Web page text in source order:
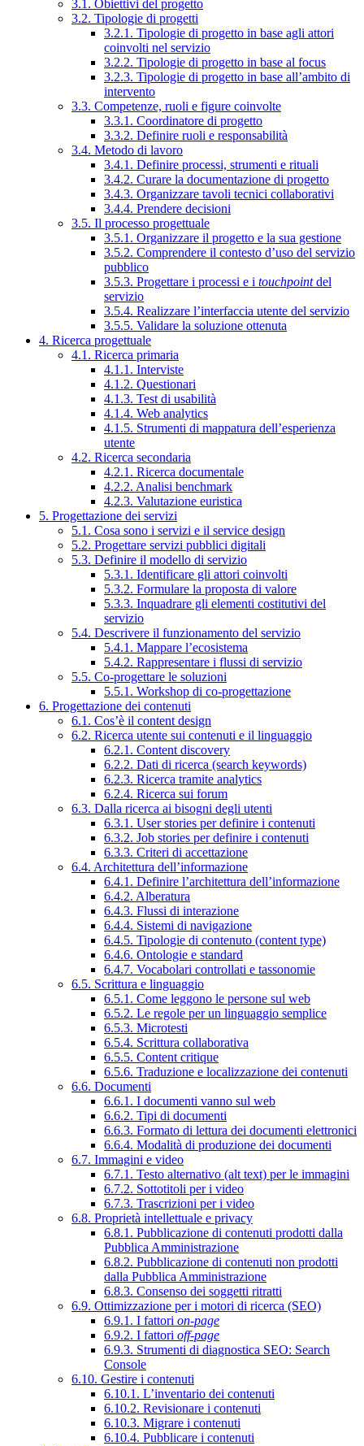
3.1. Obiettivi del progetto
3.2. Tipologie di progetti
3.2.1. Tipologie di progetto in base agli attori
coinvolti nel servizio
3.2.2. Tipologie di progetto in base al focus
3.2.3. Tipologie di progetto in base all’ambito di
intervento
3.3. Competenze, ruoli e figure coinvolte
3.3.1. Coordinatore di progetto
3.3.2. Definire ruoli e responsabilità
3.4. Metodo di lavoro
3.4.1. Definire processi, strumenti e rituali
3.4.2. Curare la documentazione di progetto
3.4.3. Organizzare tavoli tecnici collaborativi
3.4.4. Prendere decisioni
3.5. Il processo progettuale
3.5.1. Organizzare il progetto e la sua gestione
3.5.2. Comprendere il contesto d’uso del servizio
pubblico
3.5.3. Progettare i processi e i touchpointdel
servizio
3.5.4. Realizzare l’interfaccia utente del servizio
3.5.5. Validare la soluzione ottenuta
4. Ricerca progettuale
4.1. Ricerca primaria
4.1.1. Interviste
4.1.2. Questionari
4.1.3. Test di usabilità
4.1.4. Web analytics
4.1.5. Strumenti di mappatura dell’esperienza
utente
4.2. Ricerca secondaria
4.2.1. Ricerca documentale
4.2.2. Analisi benchmark
4.2.3. Valutazione euristica
5. Progettazione dei servizi
5.1. Cosa sono i servizi e il service design
5.2. Progettare servizi pubblici digitali
5.3. Definire il modello di servizio
5.3.1. Identificare gli attori coinvolti
5.3.2. Formulare la proposta di valore
5.3.3. Inquadrare gli elementi costitutivi del
servizio
5.4. Descrivere il funzionamento del servizio
5.4.1. Mappare l’ecosistema
5.4.2. Rappresentare i flussi di servizio
5.5. Co-progettare le soluzioni
5.5.1. Workshop di co-progettazione
6. Progettazione dei contenuti
6.1. Cos’è il content design
6.2. Ricerca utente sui contenuti e il linguaggio
6.2.1. Content discovery
6.2.2. Dati di ricerca (search keywords)
6.2.3. Ricerca tramite analytics
6.2.4. Ricerca sui forum
6.3. Dalla ricerca ai bisogni degli utenti
6.3.1. User stories per definire i contenuti
6.3.2. Job stories per definire i contenuti
6.3.3. Criteri di accettazione
6.4. Architettura dell’informazione
6.4.1. Definire l’architettura dell’informazione
6.4.2. Alberatura
6.4.3. Flussi di interazione
6.4.4. Sistemi di navigazione
6.4.5. Tipologie di contenuto (content type)
6.4.6. Ontologie e standard
6.4.7. Vocabolari controllati e tassonomie
6.5. Scrittura e linguaggio
6.5.1. Come leggono le persone sul web
6.5.2. Le regole per un linguaggio semplice
6.5.3. Microtesti
6.5.4. Scrittura collaborativa
6.5.5. Content critique
6.5.6. Traduzione e localizzazione dei contenuti
6.6. Documenti
6.6.1. I documenti vanno sul web
6.6.2. Tipi di documenti
6.6.3. Formato di lettura dei documenti elettronici
6.6.4. Modalità di produzione dei documenti
6.7. Immagini e video
6.7.1. Testo alternativo (alt text) per le immagini
6.7.2. Sottotitoli per i video
6.7.3. Trascrizioni per i video
6.8. Proprietà intellettuale e privacy
6.8.1. Pubblicazione di contenuti prodotti dalla
Pubblica Amministrazione
6.8.2. Pubblicazione di contenuti non prodotti
dalla Pubblica Amministrazione
6.8.3. Consenso dei soggetti ritratti
6.9. Ottimizzazione per i motori di ricerca (SEO)
6.9.1. I fattori on-page
6.9.2. I fattori off-page
6.9.3. Strumenti di diagnostica SEO: Search
Console
6.10. Gestire i contenuti
6.10.1. L’inventario dei contenuti
6.10.2. Revisionare i contenuti
6.10.3. Migrare i contenuti
6.10.4. Pubblicare i contenuti